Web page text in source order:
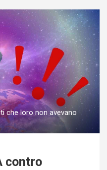
che loro non avevano
contro